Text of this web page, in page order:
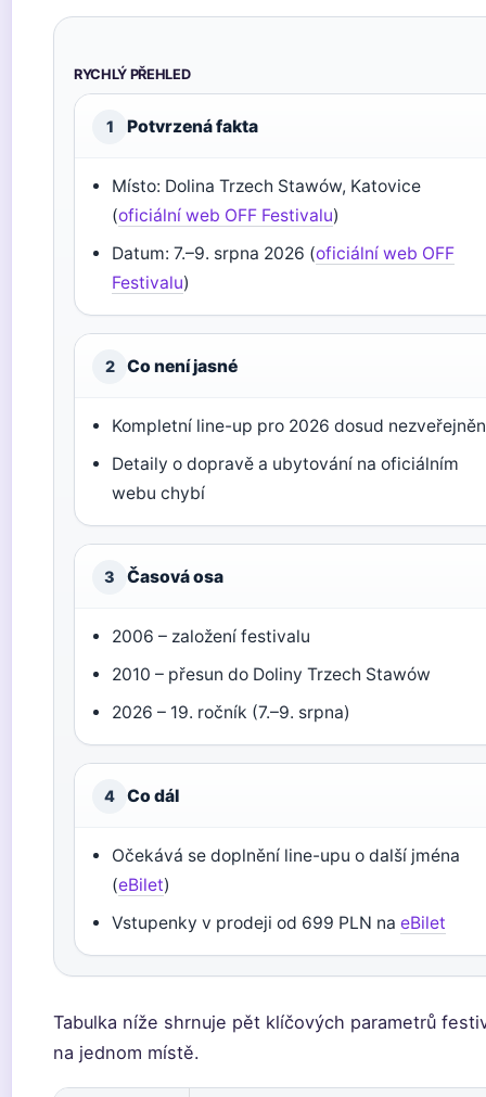
RYCHLÝ PŘEHLED
1 Potvrzená fakta
Místo: Dolina Trzech Stawów, Katovice
(oficiální web OFF Festivalu)
Datum: 7.–9. srpna 2026 (oficiální web OFF
Festivalu)
2 Co není jasné
Kompletní line-up pro 2026 dosud nezveřejněn
Detaily o dopravě a ubytování na oficiálním
webu chybí
3 Časová osa
2006 – založení festivalu
2010 – přesun do Doliny Trzech Stawów
2026 – 19. ročník (7.–9. srpna)
4 Co dál
Očekává se doplnění line-upu o další jména
(eBilet)
Vstupenky v prodeji od 699 PLN naeBilet
Tabulka níže shrnuje pět klíčových parametrů
na jednom místě.